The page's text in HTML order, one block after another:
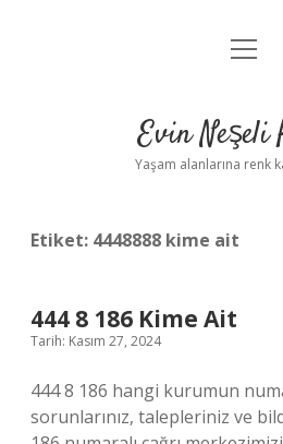
Anasayfa
Yasal
menüyü
Evin Neşeli
Yaşam alanlarına renk
Etiket: 4448888 kime ait
444 8 186 Kime Ait
Tarih: Kasım 27, 2024
444 8 186 hangi kurumun
sorunlarınız, talepleriniz ve